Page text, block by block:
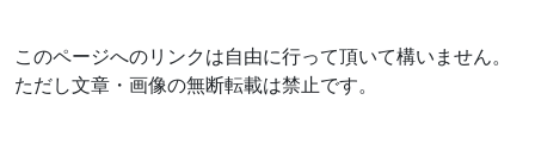
このページへのリンクは自由に行って頂いて構いません。
ただし文章・画像の無断転載は禁止です。